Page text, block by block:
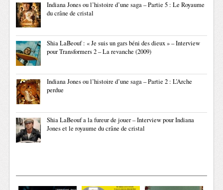
Indiana Jones ou l’histoire d’une saga – Partie 5 : Le Royaume
du crâne de cristal
Shia LaBeouf : « Je suis un gars béni des dieux » – Interview
pour Transformers 2 – La revanche (2009)
Indiana Jones ou l’histoire d’une saga – Partie 2 : L’Arche
perdue
Shia LaBeouf a la fureur de jouer – Interview pour Indiana
Jones et le royaume du crâne de cristal